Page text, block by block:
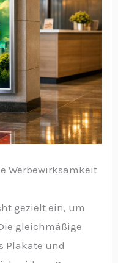
Werbewirksamkeit
gezielt ein, um
gleichmäßige
Plakate und